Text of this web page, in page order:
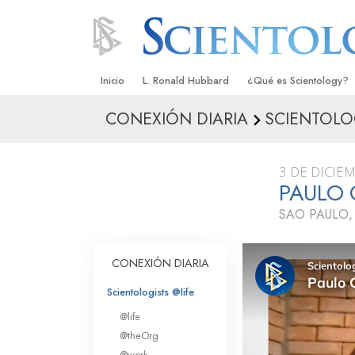
Inicio L. Ronald Hubbard ¿Qué es Scientology?
Creencias y Prácticas
Qué dicen los
Scientology
Conoce a un
Dentro de una Iglesia
Los Principios
Una Introducción a
CONEXIÓN DIARIA
3 DE
PAULO
SAO
CONEXIÓN DIARIA
Scientologists @life
@life
@theOrg